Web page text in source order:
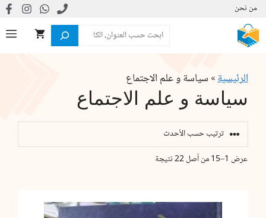
انتقل
إلى
المحتوى
من نحن
البحث
الرئيسية» سياسة و علم الاجتماع
سياسة و علم الاجتماع
عرض 1–15 من أصل 22 نتيجة